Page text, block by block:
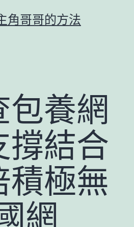
角哥哥的方法
養網
撐結合
積極無
網